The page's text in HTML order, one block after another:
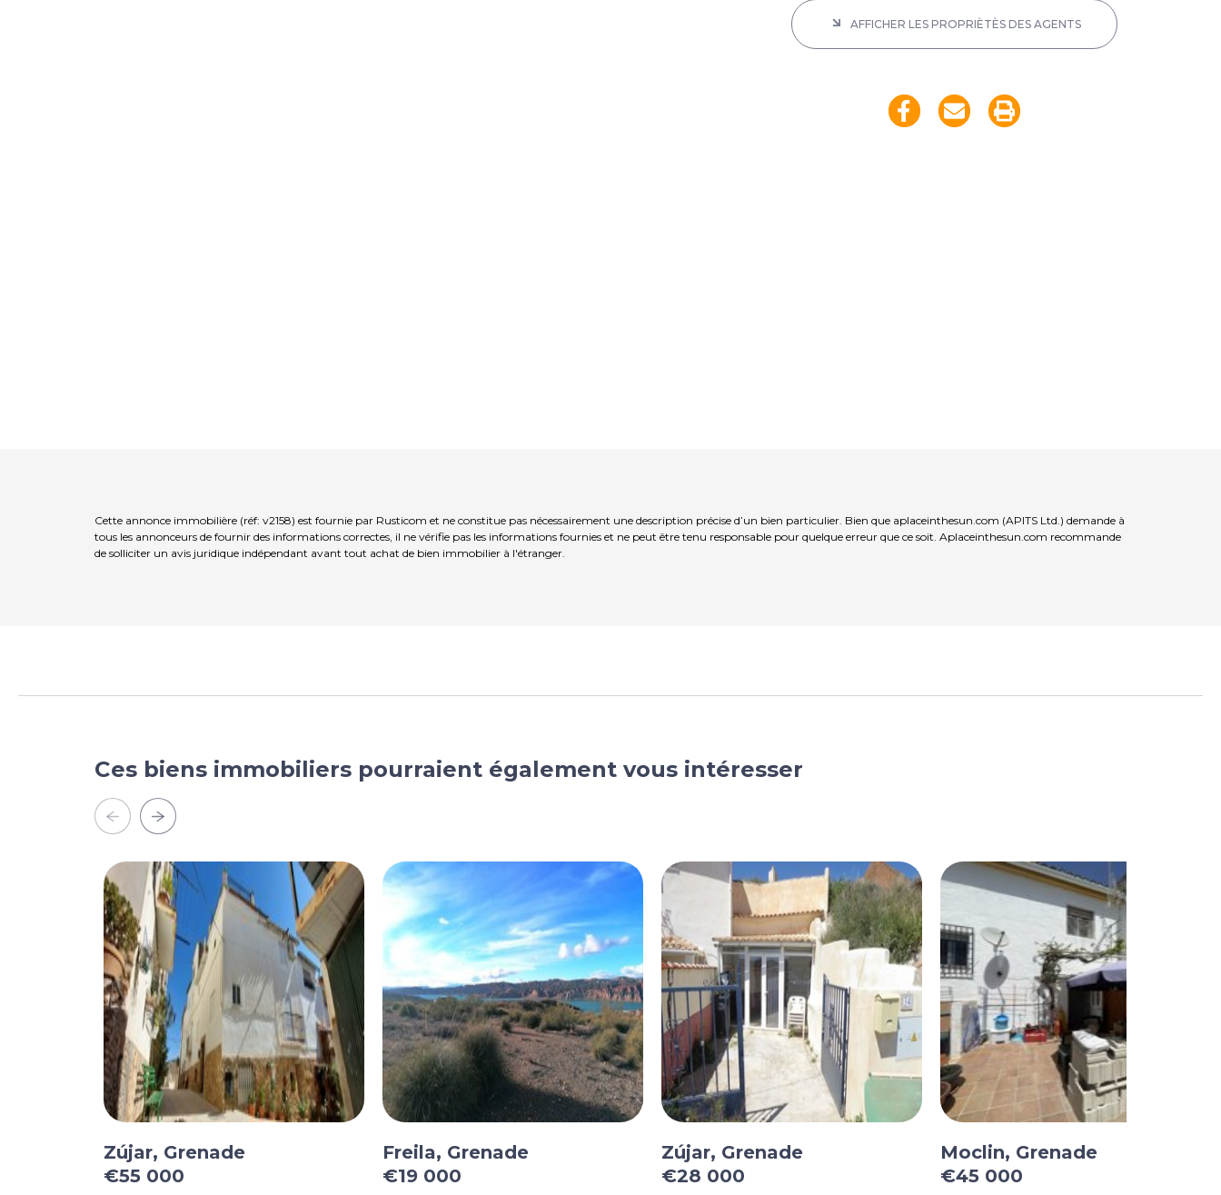
AFFICHER LES PROPRIÈTÈS DES AGENTS
Cette annonce immobilière (réf: v2158) est fournie par Rusticom et ne constitue pas nécessairement une description précise d’un bien particulier. Bien que aplaceinthesun.com (APITS Ltd.) demande à
tous les annonceurs de fournir des informations correctes, il ne vérifie pas les informations fournies et ne peut être tenu responsable pour quelque erreur que ce soit. Aplaceinthesun.com recommande
de solliciter un avis juridique indépendant avant tout achat de bien immobilier à l'étranger.
Ces biens immobiliers pourraient également vous intéresser
Zújar, Grenade
€55 000
Freila, Grenade
€19 000
Zújar, Grenade
€28 000
Moclin, Grenade
€45 000